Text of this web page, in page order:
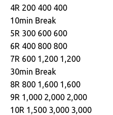
4R 200 400 400
10min Break
5R 300 600 600
6R 400 800 800
7R 600 1,200 1,200
30min Break
8R 800 1,600 1,600
9R 1,000 2,000 2,000
10R 1,500 3,000 3,000